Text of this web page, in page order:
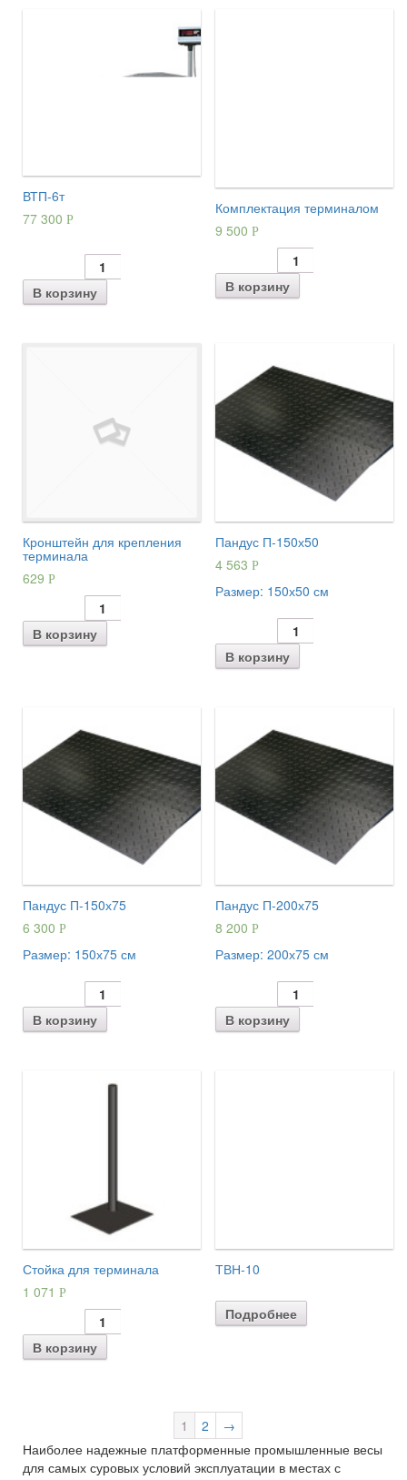
ВТП-6т
77 300 Р
В корзину
Комплектация терминалом
9 500Р
В корзину
Кронштейн для крепления
терминала
629 Р
В корзину
Пандус П-150х50
4 563Р
Размер: 150х50 см
В корзину
Пандус П-150х75
6 300 Р
Размер: 150х75 см
В корзину
Пандус П-200х75
8 200Р
Размер: 200х75 см
В корзину
Стойка для терминала
1 071 Р
В корзину
ТВН-10
Подробнее
1 2
→
Наиболее надежные платформенные промышленные весы
для самых суровых условий эксплуатации в местах с